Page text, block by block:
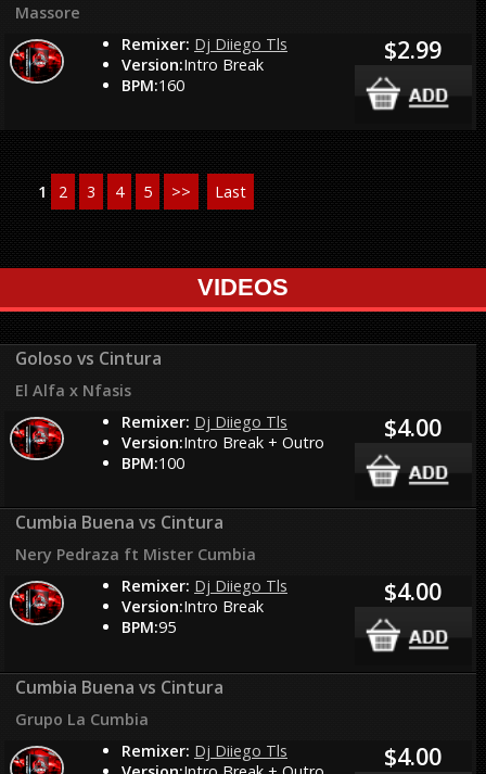
Massore
Remixer: Dj Diiego Tls
Version:Intro Break
BPM:160
$2.99
1 2 3 4 5 >> Last
VIDEOS
Goloso vs Cintura
El Alfa x Nfasis
Remixer: Dj Diiego Tls
Version:Intro Break + Outro
BPM:100
$4.00
Cumbia Buena vs Cintura
Nery Pedraza ft Mister Cumbia
Remixer: Dj Diiego Tls
Version:Intro Break
BPM:95
$4.00
Cumbia Buena vs Cintura
Grupo La Cumbia
Remixer: Dj Diiego Tls
$4.00